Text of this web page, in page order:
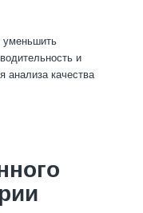
уменьшить
и
анализа качества